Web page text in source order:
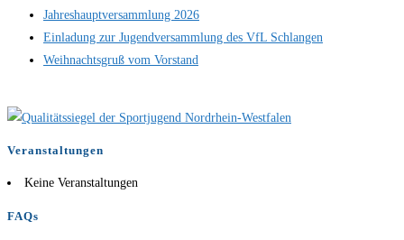
Jahreshauptversammlung 2026
Einladung zur Jugendversammlung des VfL Schlangen
Weihnachtsgruß vom Vorstand
Veranstaltungen
Keine Veranstaltungen
FAQs